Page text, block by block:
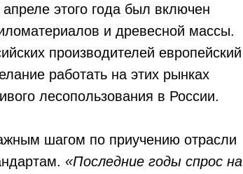
этого года был включен
и древесной массы.
производителей европейский
работать на этих рынках
лесопользования в России.
шагом по приучению отрасли
«Последние годы спрос на